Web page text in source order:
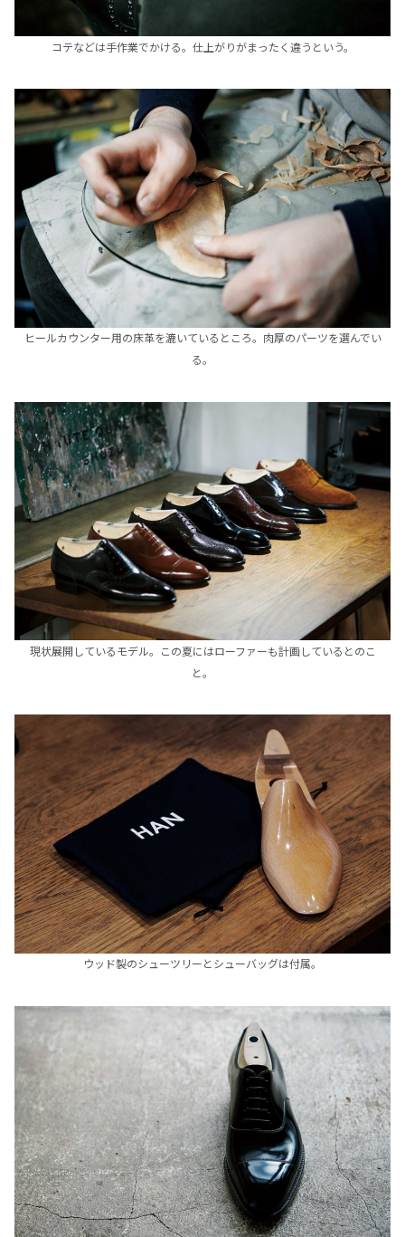
コテなどは手作業でかける。仕上がりがまったく違うという。
ヒールカウンター用の床革を漉いているところ。肉厚のパーツを選んでい
る。
現状展開しているモデル。この夏にはローファーも計画しているとのこ
と。
ウッド製のシューツリーとシューバッグは付属。